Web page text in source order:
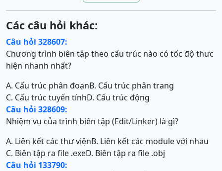
Các câu hỏi khác:
Câu hỏi 328607:
Chương trình biên tập theo cấu trúc nào có tốc độ thưc
hiện nhanh nhất?
A. Cấu trúc phân đoạnB. Cấu trúc phân trang
C. Cấu trúc tuyến tínhD. Cấu trúc động
Câu hỏi 328609:
Nhiệm vụ của trình biên tập (Edit/Linker) là gì?
A. Liên kết các thư việnB. Liên kết các module với nhau
C. Biên tập ra file .exeD. Biên tập ra file .obj
Câu hỏi 133790: